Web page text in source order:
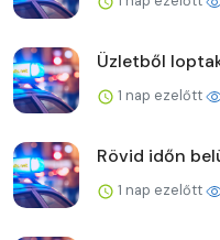
Üzletből
1 nap ezelőtt
Rövid időn
1 nap ezelőtt